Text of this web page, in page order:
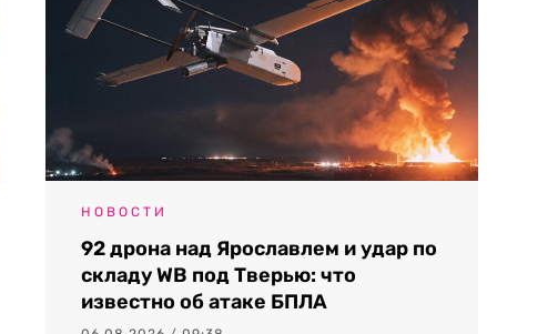
НОВОСТИ
92 дрона над Ярославлем и удар по
складу WB под Тверью: что
известно об атаке БПЛА